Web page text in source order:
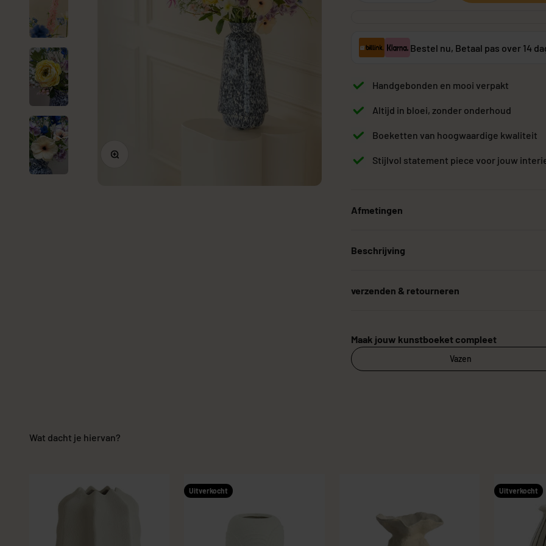
Kleine Kunstplanten
Bestel nu, Betaal pas over 14
Handgebonden en mooi verpakt
Altijd in bloei, zonder onderhoud
Boeketten van hoogwaardige kwaliteit
Stijlvol statement piece voor jouw
Afmetingen
Beschrijving
verzenden & retourneren
Maak jouw kunstboeket compleet
Vazen
Wat dacht je hiervan?
Uitverkocht Uitverkocht